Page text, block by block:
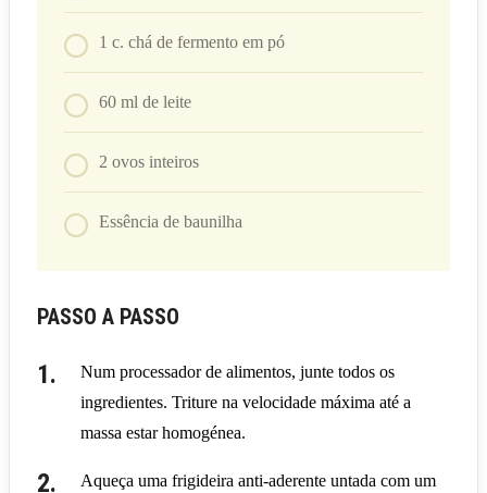
1 c. chá de fermento em pó
60 ml de leite
2 ovos inteiros
Essência de baunilha
PASSO A PASSO
Num processador de alimentos, junte todos os
ingredientes. Triture na velocidade máxima até a
massa estar homogénea.
Aqueça uma frigideira anti-aderente untada com um